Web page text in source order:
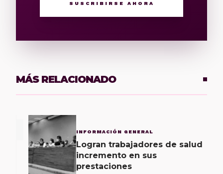
SUSCRIBIRSE AHORA
MÁS RELACIONADO
INFORMACIÓN GENERAL
Logran trabajadores de salud
incremento en sus
prestaciones